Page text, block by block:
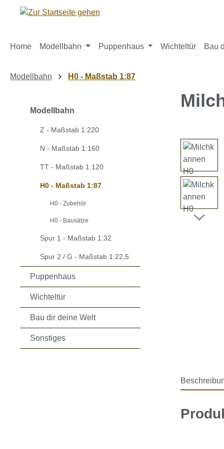
Hauptinhalt springen
Zur Suche springen
Zur Hauptnavigation springen
Home Modellbahn Puppenhaus Wichteltür Bau
Modellbahn H0 - Maßstab 1:87
Modellbahn
Z - Maßstab 1:220
N - Maßstab 1:160
TT - Maßstab 1:120
H0 - Maßstab 1:87
H0 - Zubehör
H0 - Bausätze
Spur 1 - Maßstab 1:32
Spur 2 / G - Maßstab 1:22,5
Puppenhaus
Wichteltür
Bau dir deine Welt
Sonstiges